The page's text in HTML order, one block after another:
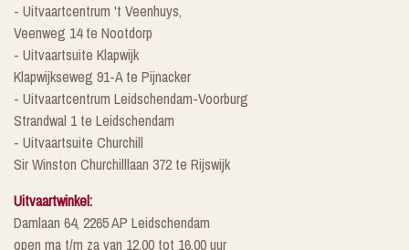
- Uitvaartcentrum 't Veenhuys,
Veenweg 14 te Nootdorp
- Uitvaartsuite Klapwijk
Klapwijkseweg 91-A te Pijnacker
- Uitvaartcentrum Leidschendam-Voorburg
Strandwal 1 te Leidschendam
- Uitvaartsuite Churchill
Sir Winston Churchilllaan 372 te Rijswijk
Uitvaartwinkel:
Damlaan 64, 2265 AP Leidschendam
open ma t/m za van 12.00 tot 16.00 uur